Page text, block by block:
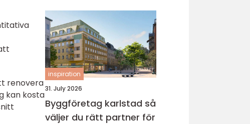
renovera
kan kosta
inspiration
31. July 2026
Byggföretag karlstad så
väljer du rätt partner för